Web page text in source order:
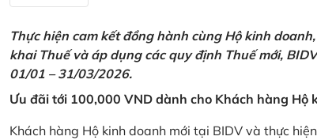
Thực hiện cam kết đồng hành cùng Hộ kinh
khai Thuế và áp dụng các quy định Thuế mới,
01/01 – 31/03/2026.
Ưu đãi tới 100,000 VND dành cho Khách hàng
Khách hàng Hộ kinh doanh mới tại BIDV và thực